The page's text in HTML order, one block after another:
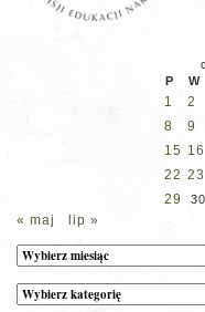
P
W
1 2
8
9
15 16
22 23
29 30
« maj lip »
Archiwum
Kategorie
wpisów